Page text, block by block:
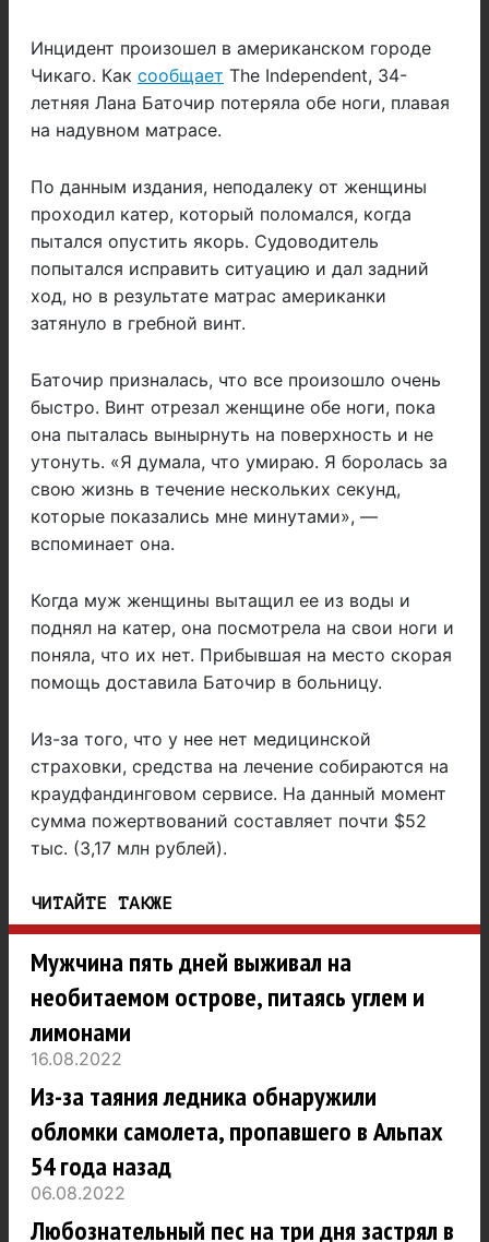
Инцидент произошел в американском городе
Чикаго. Как сообщает The Independent, 34-
летняя Лана Баточир потеряла обе ноги, плавая
на надувном матрасе.
По данным издания, неподалеку от женщины
проходил катер, который поломался, когда
пытался опустить якорь. Судоводитель
попытался исправить ситуацию и дал задний
ход, но в результате матрас американки
затянуло в гребной винт.
Баточир призналась, что все произошло очень
быстро. Винт отрезал женщине обе ноги, пока
она пыталась вынырнуть на поверхность и не
утонуть. «Я думала, что умираю. Я боролась за
свою жизнь в течение нескольких секунд,
которые показались мне минутами», —
вспоминает она.
Когда муж женщины вытащил ее из воды и
поднял на катер, она посмотрела на свои ноги и
поняла, что их нет. Прибывшая на место скорая
помощь доставила Баточир в больницу.
Из-за того, что у нее нет медицинской
страховки, средства на лечение собираются на
краудфандинговом сервисе. На данный момент
сумма пожертвований составляет почти $52
тыс. (3,17 млн рублей).
ЧИТАЙТЕ ТАКЖЕ
Мужчина пять дней выживал на
необитаемом острове, питаясь углем и
лимонами
16.08.2022
Из-за таяния ледника обнаружили
обломки самолета, пропавшего в Альпах
54 года назад
06.08.2022
Любознательный пес на три дня застрял в